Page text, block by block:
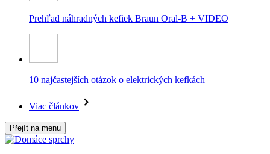
Prehľad náhradných kefiek Braun Oral-B + VIDEO
10 najčastejších otázok o elektrických kefkách
Viac článkov
Přejít na menu